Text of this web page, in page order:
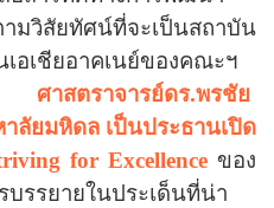
ามวิสัยทัศน์ที่จะเป็นสถาบัน
อเชียอาคเนย์ของคณะฯ
ก ศาสตราจารย์ดร.พรชัย
ลัยมหิดล เป็นประธานเปิด
for Excellenceของ
รรยายในประเด็นที่น่า